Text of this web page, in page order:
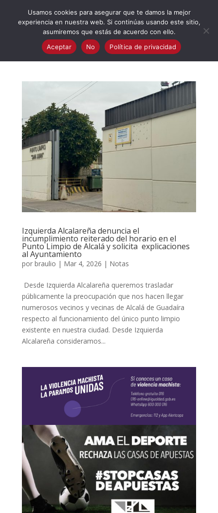
Izquierda Alcalareña denuncia el
incumplimiento reiterado del horario en el
Punto Limpio de Alcalá y solicita explicaciones
al Ayuntamiento
por braulio | Mar 4, 2026 | Notas
Desde Izquierda Alcalareña queremos trasladar
públicamente la preocupación que nos hacen llegar
numerosos vecinos y vecinas de Alcalá de Guadaíra
respecto al funcionamiento del único punto limpio
existente en nuestra ciudad. Desde Izquierda
Alcalareña consideramos...
Usamos cookies para asegurar que te damos la mejor
experiencia en nuestra web. Si continúas usando este sitio,
asumiremos que estás de acuerdo con ello.
Aceptar
No Política de privacidad